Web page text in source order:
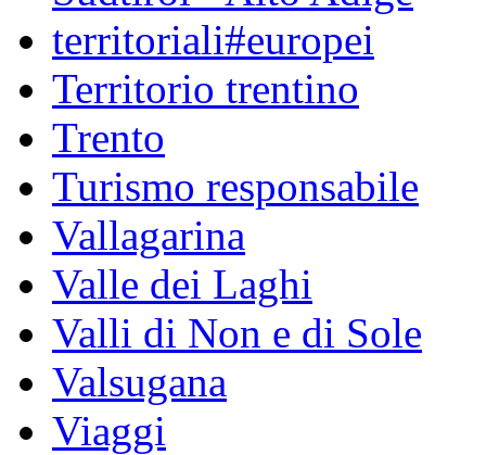
territoriali#europei
Territorio trentino
Trento
Turismo responsabile
Vallagarina
Valle dei Laghi
Valli di Non e di Sole
Valsugana
Viaggi